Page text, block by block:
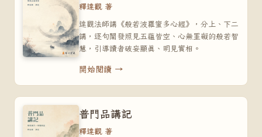
釋達觀 著
達觀法師講《般若波羅蜜多心經》，分上、下二
講，逐句闡發照見五蘊皆空、心無罣礙的般若智
慧，引導讀者破妄顯真、明見實相。
開始閱讀 →
普門品講記
釋達觀 著